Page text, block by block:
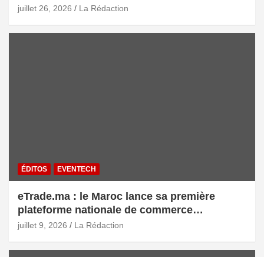
intelligente
juillet 26, 2026 La Rédaction
ÉDITOS EVENTECH
eTrade.ma : le Maroc lance sa première
plateforme nationale de commerce
électronique B2B pour accélérer les
juillet 9, 2026 La Rédaction